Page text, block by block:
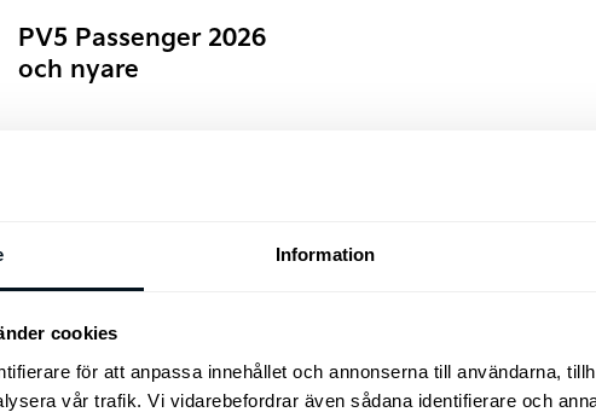
Information
cookies
för att anpassa innehållet och annonserna till användarna,
vår trafik. Vi vidarebefordrar även sådana identifierare och
PV5 Passenger 2026
och nyare